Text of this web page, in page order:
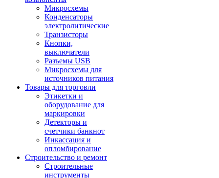
Микросхемы
Конденсаторы
электролитические
Транзисторы
Кнопки,
выключатели
Разъемы USB
Микросхемы для
источников питания
Товары для торговли
Этикетки и
оборудование для
маркировки
Детекторы и
счетчики банкнот
Инкассация и
опломбирование
Строительство и ремонт
Строительные
инструменты